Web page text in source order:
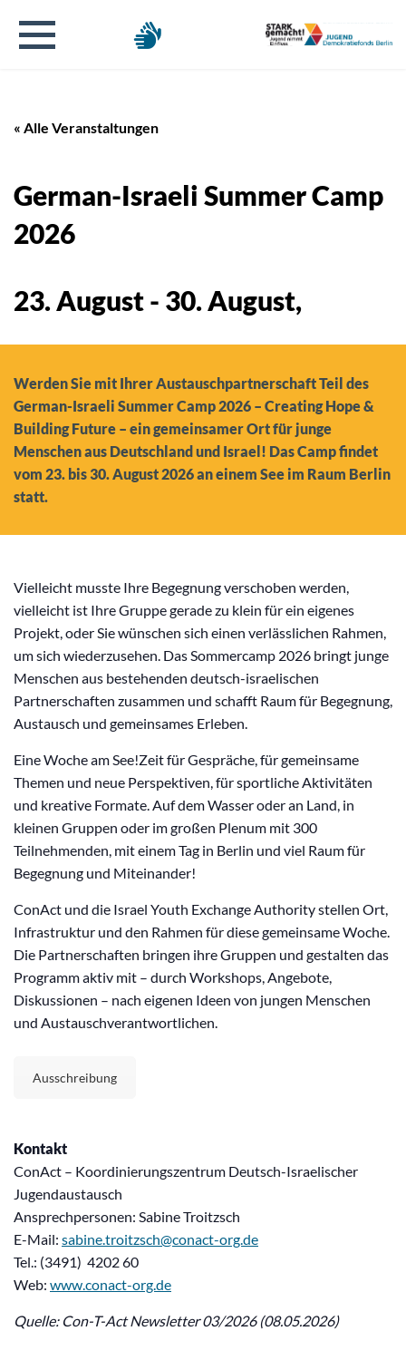
« Alle Veranstaltungen
German-Israeli Summer Camp
2026
23. August- 30. August,
Werden Sie mit Ihrer Austauschpartnerschaft Teil des
German-Israeli Summer Camp 2026 – Creating Hope &
Building Future – ein gemeinsamer Ort für junge
Menschen aus Deutschland und Israel! Das Camp findet
vom 23. bis 30. August 2026 an einem See im Raum Berlin
statt.
Vielleicht musste Ihre Begegnung verschoben werden,
vielleicht ist Ihre Gruppe gerade zu klein für ein eigenes
Projekt, oder Sie wünschen sich einen verlässlichen Rahmen,
um sich wiederzusehen. Das Sommercamp 2026 bringt junge
Menschen aus bestehenden deutsch-israelischen
Partnerschaften zusammen und schafft Raum für Begegnung,
Austausch und gemeinsames Erleben.
Eine Woche am See!Zeit für Gespräche, für gemeinsame
Themen und neue Perspektiven, für sportliche Aktivitäten
und kreative Formate. Auf dem Wasser oder an Land, in
kleinen Gruppen oder im großen Plenum mit 300
Teilnehmenden, mit einem Tag in Berlin und viel Raum für
Begegnung und Miteinander!
ConAct und die Israel Youth Exchange Authority stellen Ort,
Infrastruktur und den Rahmen für diese gemeinsame Woche.
Die Partnerschaften bringen ihre Gruppen und gestalten das
Programm aktiv mit – durch Workshops, Angebote,
Diskussionen – nach eigenen Ideen von jungen Menschen
und Austauschverantwortlichen.
Ausschreibung
Kontakt
ConAct – Koordinierungszentrum Deutsch-Israelischer
Jugendaustausch
Ansprechpersonen: Sabine Troitzsch
E-Mail: sabine.troitzsch@conact-org.de
Tel.: (3491) 4202 60
Web: www.conact-org.de
Quelle: Con-T-Act Newsletter 03/2026 (08.05.2026)